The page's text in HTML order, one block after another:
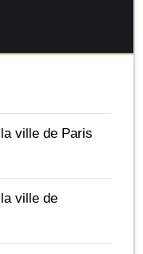
ville de Paris
ville de